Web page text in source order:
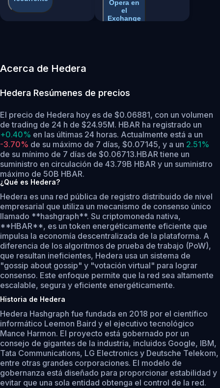
Opera en
el
Exchange
Acerca de Hedera
Hedera Resúmenes de precios
El precio de Hedera hoy es de $0.06881, con un volumen
de trading de 24 h de $24.95M. HBAR ha registrado un
+0.40% en las últimas 24 horas. Actualmente está a un
-3.70% de su máximo de 7 días, $0.07145, y a un 2.51%
de su mínimo de 7 días de $0.06713.HBAR tiene un
suministro en circulación de 43.79B HBAR y un suministro
máximo de 50B HBAR.
¿Qué es Hedera?
Hedera es una red pública de registro distribuido de nivel
empresarial que utiliza un mecanismo de consenso único
llamado **hashgraph**. Su criptomoneda nativa,
**HBAR**, es un token energéticamente eficiente que
impulsa la economía descentralizada de la plataforma. A
diferencia de los algoritmos de prueba de trabajo (PoW),
que resultan ineficientes, Hedera usa un sistema de
"gossip about gossip" y "votación virtual" para lograr
consenso. Este enfoque permite que la red sea altamente
escalable, segura y eficiente energéticamente.
Historia de Hedera
Hedera Hashgraph fue fundada en 2018 por el científico
informático Leemon Baird y el ejecutivo tecnológico
Mance Harmon. El proyecto está gobernado por un
consejo de gigantes de la industria, incluidos Google, IBM,
Tata Communications, LG Electronics y Deutsche Telekom,
entre otras grandes corporaciones. El modelo de
gobernanza está diseñado para proporcionar estabilidad y
evitar que una sola entidad obtenga el control de la red.